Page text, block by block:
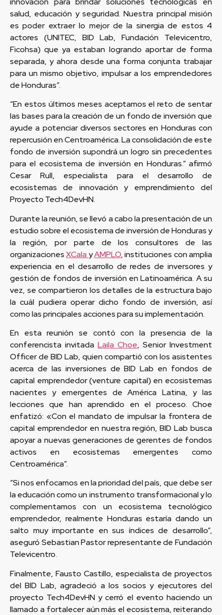
salud, educación y seguridad. Nuestra principal misión
es poder extraer lo mejor de la sinergia de estos 4
actores (UNITEC, BID Lab, Fundación Televicentro,
Ficohsa) que ya estaban logrando aportar de forma
separada, y ahora desde una forma conjunta trabajar
para un mismo objetivo, impulsar a los emprendedores
de Honduras”.
“En estos últimos meses aceptamos el reto de sentar
las bases para la creación de un fondo de inversión que
ayude a potenciar diversos sectores en Honduras con
repercusión en Centroamérica. La consolidación de este
fondo de inversión supondrá un logro sin precedentes
para el ecosistema de inversión en Honduras.” afirmó
Cesar Rull, especialista para el desarrollo de
ecosistemas de innovación y emprendimiento del
Proyecto Tech4DevHN.
Durante la reunión, se llevó a cabo la presentación de un
estudio sobre el ecosistema de inversión de Honduras y
la región, por parte de los consultores de las
organizacionesXCala yAMPLO, instituciones con amplia
experiencia en el desarrollo de redes de inversores y
gestión de fondos de inversión en Latinoamérica. A su
vez, se compartieron los detalles de la estructura bajo
la cuál pudiera operar dicho fondo de inversión, así
como las principales acciones para su implementación.
En esta reunión se contó con la presencia de la
conferencista invitada Laila Choe, Senior Investment
Officer de BID Lab, quien compartió con los asistentes
acerca de las inversiones de BID Lab en fondos de
capital emprendedor (venture capital) en ecosistemas
nacientes y emergentes de América Latina, y las
lecciones que han aprendido en el proceso. Choe
enfatizó: «Con el mandato de impulsar la frontera de
capital emprendedor en nuestra región, BID Lab busca
apoyar a nuevas generaciones de gerentes de fondos
activos en ecosistemas emergentes como
Centroamérica”.
“Si nos enfocamos en la prioridad del país, que debe ser
la educación como un instrumento transformacional y lo
complementamos con un ecosistema tecnológico
emprendedor, realmente Honduras estaría dando un
salto muy importante en sus índices de desarrollo”,
aseguró Sebastian Pastor representante de Fundación
Televicentro.
Finalmente, Fausto Castillo, especialista de proyectos
del BID Lab, agradeció a los socios y ejecutores del
proyecto Tech4DevHN y cerró el evento haciendo un
llamado a fortalecer aún más el ecosistema, reiterando